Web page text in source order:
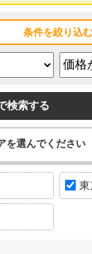
条件を絞り込む
検索する
を選んでください
東